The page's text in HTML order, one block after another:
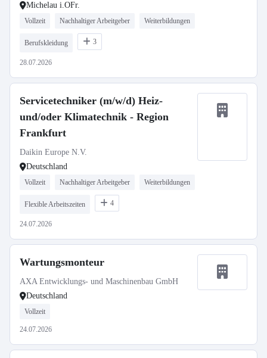
Michelau i.OFr.
Vollzeit Nachhaltiger Arbeitgeber Weiterbildungen
Berufskleidung 3
28.07.2026
Servicetechniker (m/w/d) Heiz-
und/oder Klimatechnik - Region
Frankfurt
Daikin Europe N.V.
Deutschland
Vollzeit Nachhaltiger Arbeitgeber Weiterbildungen
Flexible Arbeitszeiten 4
24.07.2026
Wartungsmonteur
AXA Entwicklungs- und Maschinenbau GmbH
Deutschland
Vollzeit
24.07.2026